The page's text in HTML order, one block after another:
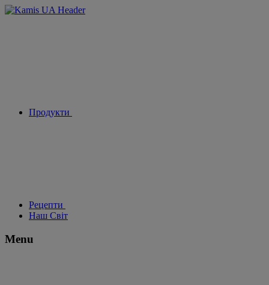
Продукти
Рецепти
Наш Світ
Menu